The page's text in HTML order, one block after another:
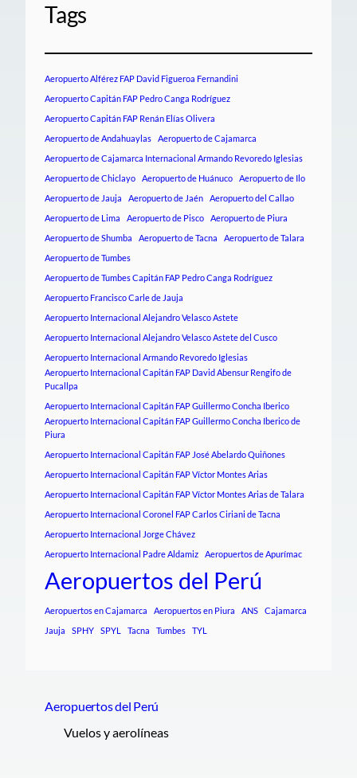
Tags
Aeropuerto Alférez FAP David Figueroa Fernandini
Aeropuerto Capitán FAP Pedro Canga Rodríguez
Aeropuerto Capitán FAP Renán Elías Olivera
Aeropuerto de Andahuaylas
Aeropuerto de Cajamarca
Aeropuerto de Cajamarca Internacional Armando Revoredo Iglesias
Aeropuerto de Chiclayo
Aeropuerto de Huánuco
Aeropuerto de Ilo
Aeropuerto de Jauja
Aeropuerto de Jaén
Aeropuerto del Callao
Aeropuerto de Lima
Aeropuerto de Pisco
Aeropuerto de Piura
Aeropuerto de Shumba
Aeropuerto de Tacna
Aeropuerto de Talara
Aeropuerto de Tumbes
Aeropuerto de Tumbes Capitán FAP Pedro Canga Rodríguez
Aeropuerto Francisco Carle de Jauja
Aeropuerto Internacional Alejandro Velasco Astete
Aeropuerto Internacional Alejandro Velasco Astete del Cusco
Aeropuerto Internacional Armando Revoredo Iglesias
Aeropuerto Internacional Capitán FAP David Abensur Rengifo de
Pucallpa
Aeropuerto Internacional Capitán FAP Guillermo Concha Iberico
Aeropuerto Internacional Capitán FAP Guillermo Concha Iberico de
Piura
Aeropuerto Internacional Capitán FAP José Abelardo Quiñones
Aeropuerto Internacional Capitán FAP Víctor Montes Arias
Aeropuerto Internacional Capitán FAP Víctor Montes Arias de Talara
Aeropuerto Internacional Coronel FAP Carlos Ciriani de Tacna
Aeropuerto Internacional Jorge Chávez
Aeropuerto Internacional Padre Aldamiz
Aeropuertos de Apurímac
Aeropuertos del Perú
Aeropuertos en Cajamarca Aeropuertos en Piura ANS
Cajamarca
Jauja
SPHY SPYL Tacna Tumbes TYL
Aeropuertos del Perú
Vuelos y aerolíneas